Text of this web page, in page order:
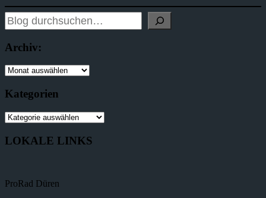
Archiv:
Kategorien
LOKALE LINKS
ProRad Düren